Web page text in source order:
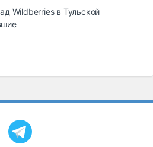
Wildberries в Тульской